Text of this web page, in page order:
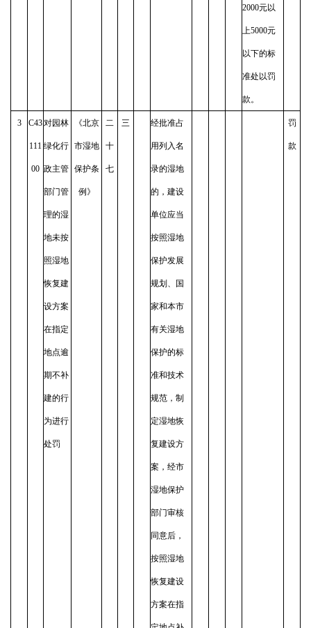
2000元以
上5000元
以下的标
准处以罚
款。
3 C43
111
00
对园林
绿化行
政主管
部门管
理的湿
地未按
照湿地
恢复建
设方案
在指定
地点逾
期不补
建的行
为进行
处罚
《北京
市湿地
保护条
例》
二
十
七
三 经批准占
用列入名
录的湿地
的，建设
单位应当
按照湿地
保护发展
规划、国
家和本市
有关湿地
保护的标
准和技术
规范，制
定湿地恢
复建设方
案，经市
湿地保护
部门审核
同意后，
按照湿地
恢复建设
方案在指
罚
款